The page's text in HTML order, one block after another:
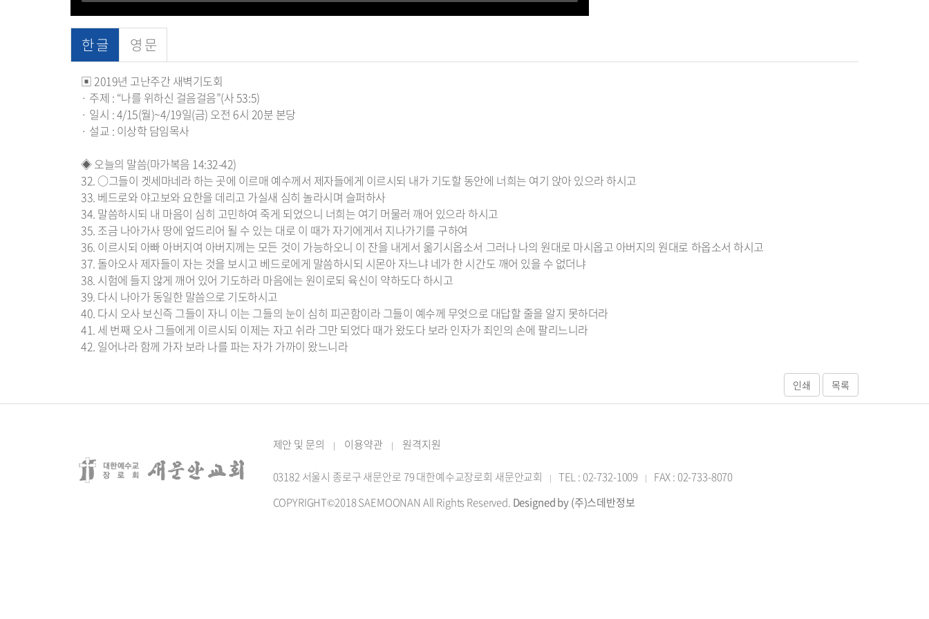
한 글 영 문
▣ 2019년 고난주간 새벽기도회
· 주제 : “나를 위하신 걸음걸음”(사 53:5)
· 일시 : 4/15(월)~4/19일(금) 오전 6시 20분 본당
· 설교 : 이상학 담임목사
◈ 오늘의 말씀(마가복음 14:32-42)
32. ○그들이 겟세마네라 하는 곳에 이르매 예수께서 제자들에게 이르시되 내가 기도할 동안에 너희는 여기 앉아 있으라 하시고
33. 베드로와 야고보와 요한을 데리고 가실새 심히 놀라시며 슬퍼하사
34. 말씀하시되 내 마음이 심히 고민하여 죽게 되었으니 너희는 여기 머물러 깨어 있으라 하시고
35. 조금 나아가사 땅에 엎드리어 될 수 있는 대로 이 때가 자기에게서 지나가기를 구하여
36. 이르시되 아빠 아버지여 아버지께는 모든 것이 가능하오니 이 잔을 내게서 옮기시옵소서 그러나 나의 원대로 마시옵고 아버지의 원대로 하옵소서 하시고
37. 돌아오사 제자들이 자는 것을 보시고 베드로에게 말씀하시되 시몬아 자느냐 네가 한 시간도 깨어 있을 수 없더냐
38. 시험에 들지 않게 깨어 있어 기도하라 마음에는 원이로되 육신이 약하도다 하시고
39. 다시 나아가 동일한 말씀으로 기도하시고
40. 다시 오사 보신즉 그들이 자니 이는 그들의 눈이 심히 피곤함이라 그들이 예수께 무엇으로 대답할 줄을 알지 못하더라
41. 세 번째 오사 그들에게 이르시되 이제는 자고 쉬라 그만 되었다 때가 왔도다 보라 인자가 죄인의 손에 팔리느니라
42. 일어나라 함께 가자 보라 나를 파는 자가 가까이 왔느니라
제안 및 문의 | 이용약관 | 원격지원
03182 서울시 종로구 새문안로 79 대한예수교장로회 새문안교회 | TEL : 02-732-1009 |
FAX : 02-733-8070
COPYRIGHT©2018 SAEMOONAN All Rights Reserved. Designed by (주)스데반정보